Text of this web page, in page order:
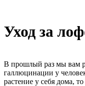
Уход за
В прошлый раз мы вам
галлюцинации у
растение у себя дома,